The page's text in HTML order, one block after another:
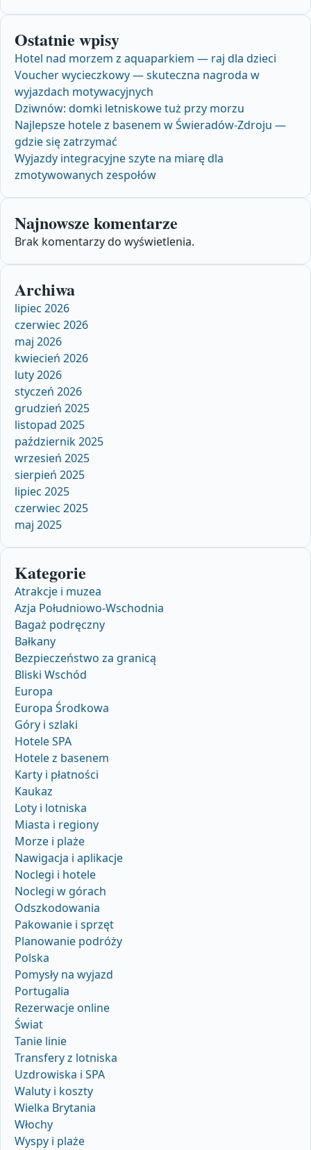
Ostatnie wpisy
Hotel nad morzem z aquaparkiem — raj dla dzieci
Voucher wycieczkowy — skuteczna nagroda w
wyjazdach motywacyjnych
Dziwnów: domki letniskowe tuż przy morzu
Najlepsze hotele z basenem w Świeradów‑Zdroju —
gdzie się zatrzymać
Wyjazdy integracyjne szyte na miarę dla
zmotywowanych zespołów
Najnowsze komentarze
Brak komentarzy do wyświetlenia.
Archiwa
lipiec 2026
czerwiec 2026
maj 2026
kwiecień 2026
luty 2026
styczeń 2026
grudzień 2025
listopad 2025
październik 2025
wrzesień 2025
sierpień 2025
lipiec 2025
czerwiec 2025
maj 2025
Kategorie
Atrakcje i muzea
Azja Południowo-Wschodnia
Bagaż podręczny
Bałkany
Bezpieczeństwo za granicą
Bliski Wschód
Europa
Europa Środkowa
Góry i szlaki
Hotele SPA
Hotele z basenem
Karty i płatności
Kaukaz
Loty i lotniska
Miasta i regiony
Morze i plaże
Nawigacja i aplikacje
Noclegi i hotele
Noclegi w górach
Odszkodowania
Pakowanie i sprzęt
Planowanie podróży
Polska
Pomysły na wyjazd
Portugalia
Rezerwacje online
Świat
Tanie linie
Transfery z lotniska
Uzdrowiska i SPA
Waluty i koszty
Wielka Brytania
Włochy
Wyspy i plaże